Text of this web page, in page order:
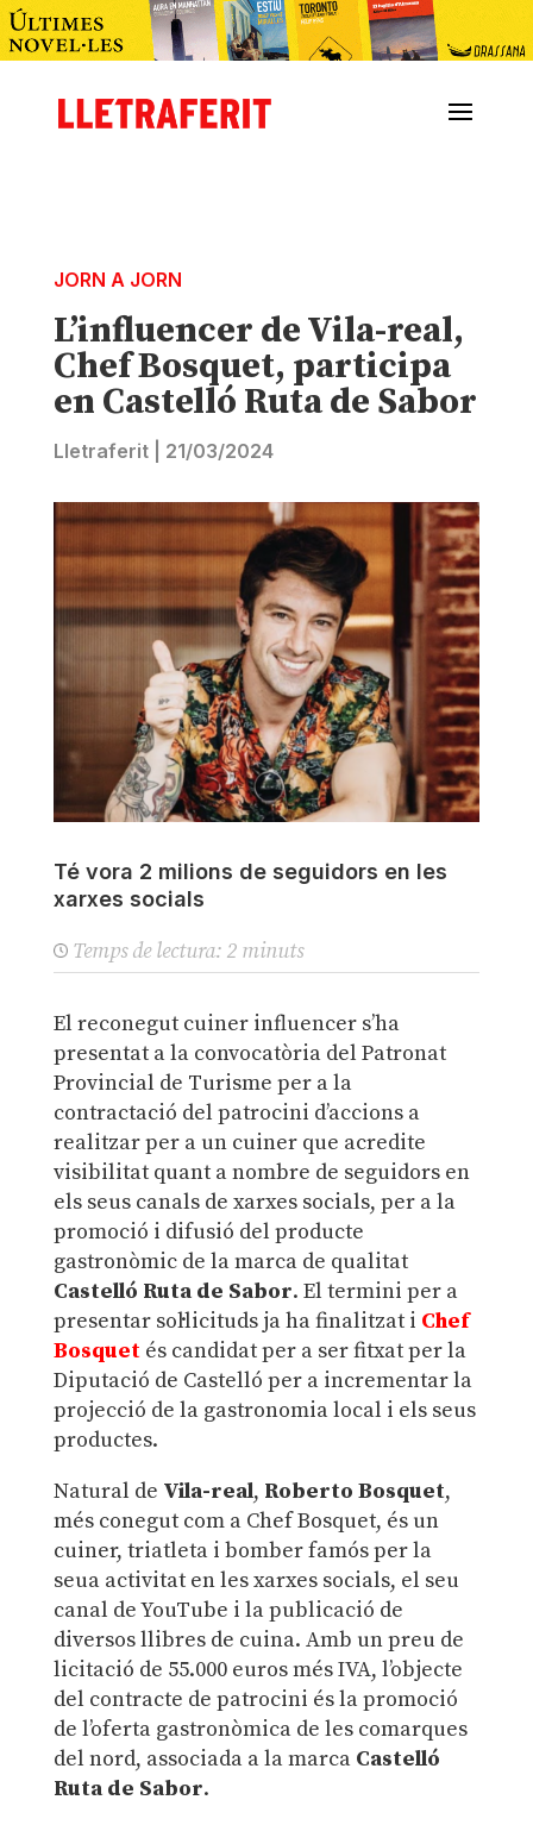
JORN A JORN
L’influencer de Vila-real,
Chef Bosquet, participa
en Castelló Ruta de Sabor
Lletraferit| 21/03/2024
Té vora 2 milions de seguidors en les
xarxes socials
Temps de lectura: 2 minuts
El reconegut cuiner influencer s’ha
presentat a la convocatòria del Patronat
Provincial de Turisme per a la
contractació del patrocini d’accions a
realitzar per a un cuiner que acredite
visibilitat quant a nombre de seguidors en
els seus canals de xarxes socials, per a la
promoció i difusió del producte
gastronòmic de la marca de qualitat
Castelló Ruta de Sabor. El termini per a
presentar sol·licituds ja ha finalitzat i Chef
Bosquetés candidat per a ser fitxat per la
Diputació de Castelló per a incrementar la
projecció de la gastronomia local i els seus
productes.
Natural de Vila-real, Roberto Bosquet,
més conegut com a Chef Bosquet, és un
cuiner, triatleta i bomber famós per la
seua activitat en les xarxes socials, el seu
canal de YouTube i la publicació de
diversos llibres de cuina. Amb un preu de
licitació de 55.000 euros més IVA, l’objecte
del contracte de patrocini és la promoció
de l’oferta gastronòmica de les comarques
del nord, associada a la marcaCastelló
Ruta de Sabor.